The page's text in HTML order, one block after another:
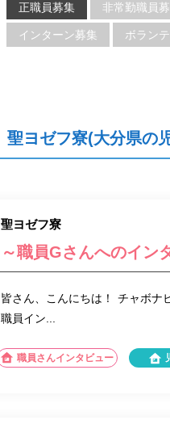
正職員募集 非常勤職員
インターン募集 ボラン
聖ヨゼフ寮(大分県の
聖ヨゼフ寮
～職員Gさんへのイン
皆さん、こんにちは！ チャボナ
職員イン...
職員さんインタビュー